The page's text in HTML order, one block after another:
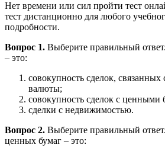
Нет времени или сил пройти тест
тест дистанционно для любого
подробности.
Вопрос 1. Выберите правильный
– это:
совокупность сделок,
валюты;
совокупность сделок с ценными
сделки с недвижимостью.
Вопрос 2. Выберите правильный
ценных бумаг – это: